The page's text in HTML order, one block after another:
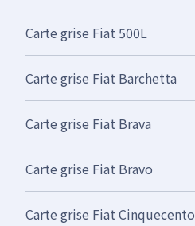
Carte grise Fiat 500L
Carte grise Fiat Barchetta
Carte grise Fiat Brava
Carte grise Fiat Bravo
Carte grise Fiat Cinquecento